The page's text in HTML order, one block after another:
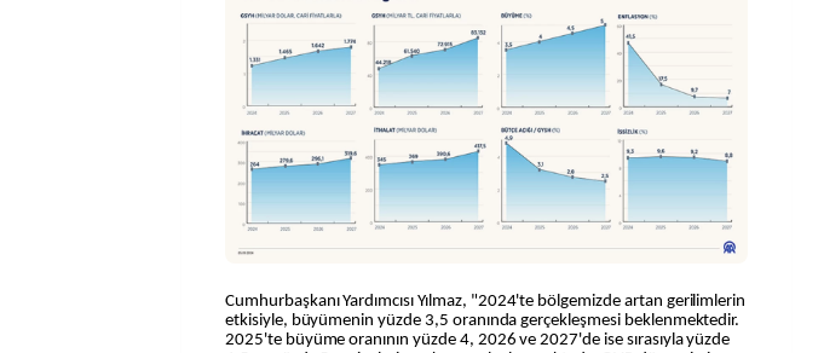
Cumhurbaşkanı Yardımcısı Yılmaz, "2024'te bölgemizde artan gerilimlerin
etkisiyle, büyümenin yüzde 3,5 oranında gerçekleşmesi beklenmektedir.
2025'te büyüme oranının yüzde 4, 2026 ve 2027'de ise sırasıyla yüzde